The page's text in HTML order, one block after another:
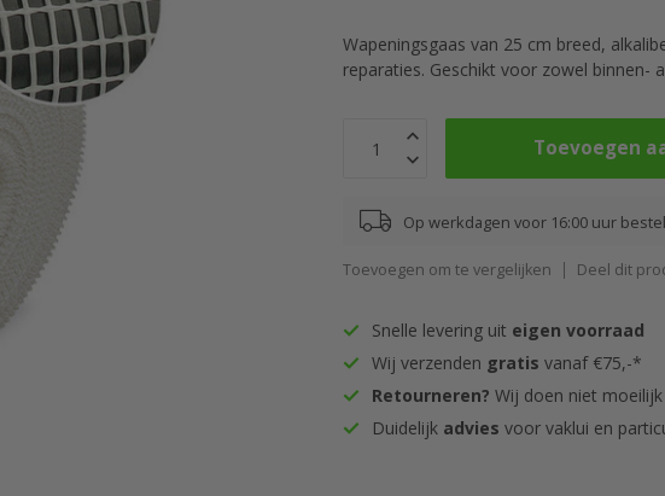
Wapeningsgaas van 25 cm breed,
reparaties. Geschikt voor zowel binnen-
Toevoegen
Op werkdagen voor 16:00 uur
Toevoegen om te vergelijken Deel dit
Snelle levering uit eigen voorraad
Wij verzenden gratis vanaf €75,-*
Retourneren? Wij doen niet moeilijk
Duidelijk advies voor vaklui en